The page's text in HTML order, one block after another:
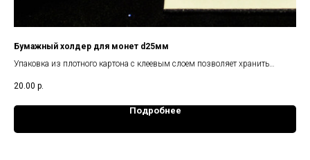
Бумажный холдер для монет d25мм
Упаковка из плотного картона с клеевым слоем позволяет хранить
20.00 р.
Подробнее